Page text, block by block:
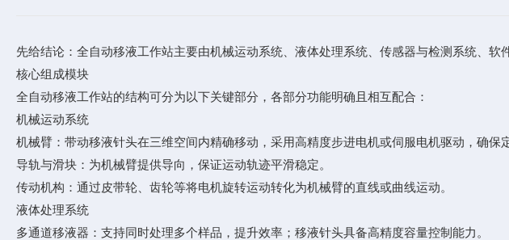
先给结论：全自动移液工作站主要由机械运动系统、液体处理系统、传感器与检测系统、
核心组成模块
全自动移液工作站的结构可分为以下关键部分，各部分功能明确且相互配合：
机械运动系统
机械臂：带动移液针头在三维空间内精确移动，采用高精度步进电机或伺服电机驱动，确保
导轨与滑块：为机械臂提供导向，保证运动轨迹平滑稳定。
传动机构：通过皮带轮、齿轮等将电机旋转运动转化为机械臂的直线或曲线运动。
液体处理系统
多通道移液器：支持同时处理多个样品，提升效率；移液针头具备高精度容量控制能力。